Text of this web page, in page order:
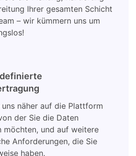
Ihrer gesamten Schicht
– wir kümmern uns um
uns näher auf die Plattform
der Sie die Daten
möchten, und auf weitere
Anforderungen, die Sie
haben.